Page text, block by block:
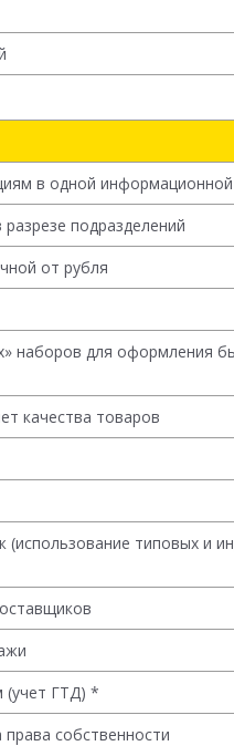
в одной
подразделений
от рубля
наборов для оформления
качества товаров
типовых и
(учет ГТД) *
собственности